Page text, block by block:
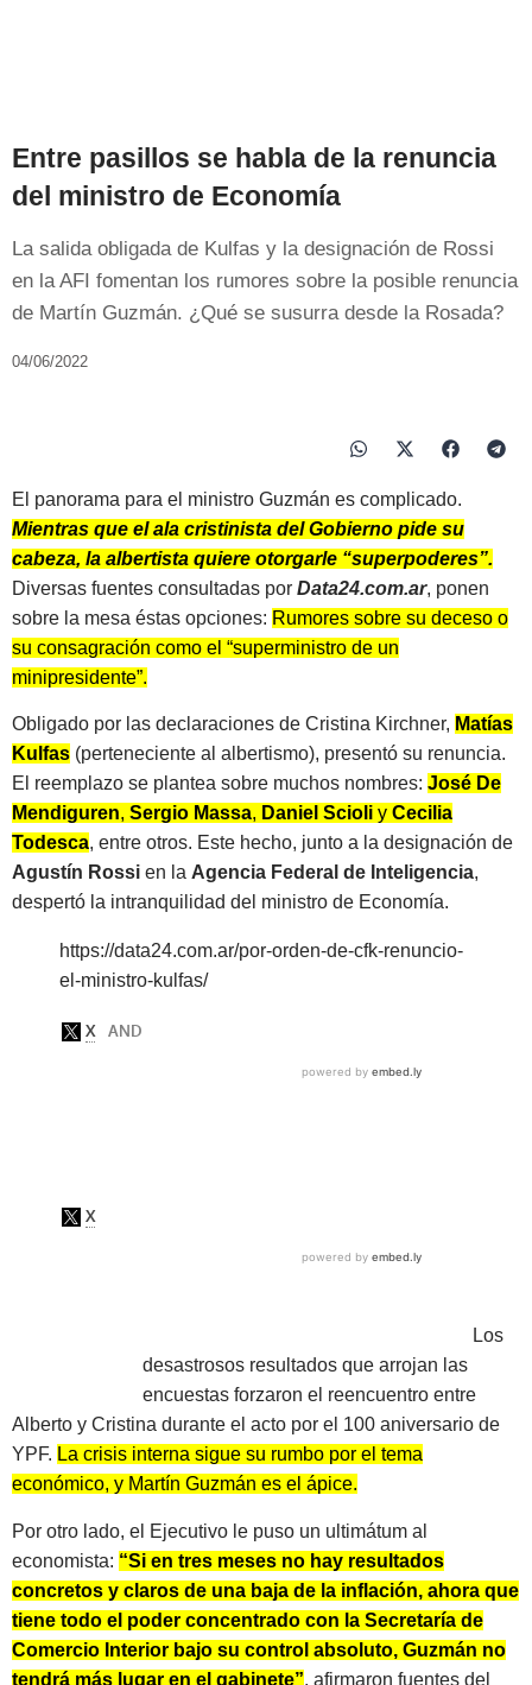
Entre pasillos se habla de la renuncia
del ministro de Economía
La salida obligada de Kulfas y la designación de Rossi
en la AFI fomentan los rumores sobre la posible renuncia
de Martín Guzmán. ¿Qué se susurra desde la Rosada?
04/06/2022
El panorama para el ministro Guzmán es complicado.
Mientras que el ala cristinista del Gobierno pide su
cabeza, la albertista quiere otorgarle “superpoderes”.
Diversas fuentes consultadas por Data24.com.ar, ponen
sobre la mesa éstas opciones: Rumores sobre su deceso o
su consagración como el “superministro de un
minipresidente”.
Obligado por las declaraciones de Cristina Kirchner, Matías
Kulfas (perteneciente al albertismo), presentó su renuncia.
El reemplazo se plantea sobre muchos nombres: José De
Mendiguren, Sergio Massa, Daniel Scioli y Cecilia
Todesca, entre otros. Este hecho, junto a la designación de
Agustín Rossi en la Agencia Federal de Inteligencia,
despertó la intranquilidad del ministro de Economía.
https://data24.com.ar/por-orden-de-cfk-renuncio-
el-ministro-kulfas/
Los
desastrosos resultados que arrojan las
encuestas forzaron el reencuentro entre
Alberto y Cristina durante el acto por el 100 aniversario de
YPF. La crisis interna sigue su rumbo por el tema
económico, y Martín Guzmán es el ápice.
Por otro lado, el Ejecutivo le puso un ultimátum al
economista: “Si en tres meses no hay resultados
concretos y claros de una baja de la inflación, ahora que
tiene todo el poder concentrado con la Secretaría de
Comercio Interior bajo su control absoluto, Guzmán no
tendrá más lugar en el gabinete”, afirmaron fuentes del